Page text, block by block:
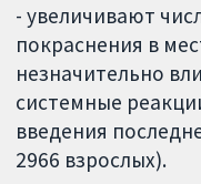
- увеличивают
покраснения в
незначительно
системные
введения
2966 взрослых).